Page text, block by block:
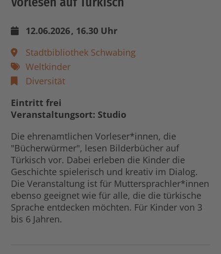
12.06.2026, 16.30 Uhr
Stadtbibliothek Schwabing
Weltkinder
Diversität
Eintritt frei
Veranstaltungsort: Studio
Die ehrenamtlichen Vorleser*innen, die
"Bücherwürmer", lesen Bilderbücher auf
Türkisch vor. Dabei erleben die Kinder die
Geschichte spielerisch und kreativ im Dialog.
Die Veranstaltung ist für Muttersprachler*innen
ebenso geeignet wie für alle, die die türkische
Sprache entdecken möchten. Für Kinder von 3
bis 6 Jahren.